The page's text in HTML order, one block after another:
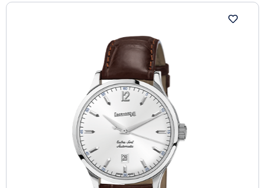
zaffiro e movimento lavorato a “Côtes de Genève”, tra i
quali si evidenzia l’ ”Edition Bleuet”.